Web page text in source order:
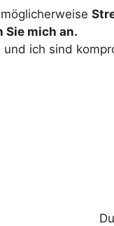
Sie mich an.
und ich sind